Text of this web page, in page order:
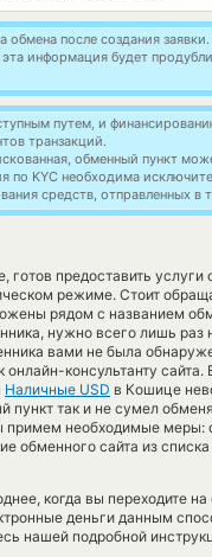
обмена после создания
информация будет
путем, и
транзакций.
обменный пункт
по KYC необходима
средств, отправленных в
предоставить услуги
режиме. Стоит
рядом с названием
нужно всего лишь
вами не была
консультанту
Наличные USD в Кошице
так и не сумел
примем необходимые меры:
обменного сайта из
когда вы переходите на
деньги данным
нашей подробной